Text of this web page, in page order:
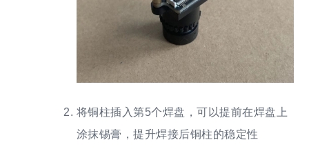
将铜柱插入第5个焊盘，可以提前在焊盘上
涂抹锡膏，提升焊接后铜柱的稳定性